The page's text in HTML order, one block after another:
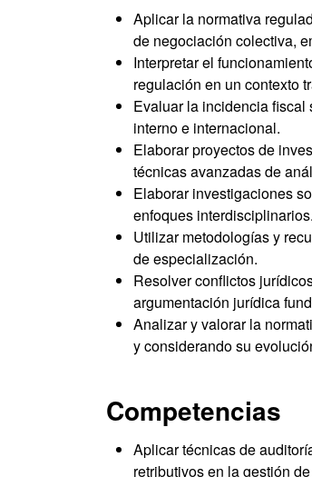
Aplicar la normativa
de negociación colectiva,
Interpretar el
regulación en un contexto
Evaluar la incidencia fiscal
interno e internacional.
Elaborar proyectos de
técnicas avanzadas de
Elaborar investigaciones
enfoques interdisciplinarios.
Utilizar metodologías y
de especialización.
Resolver conflictos
argumentación jurídica
Analizar y valorar la
y considerando su
Competencias
Aplicar técnicas de
retributivos en la gestión